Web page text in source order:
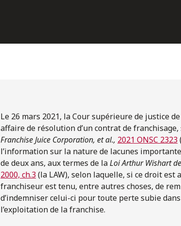
Le 26 mars 2021, la Cour supérieure de justice
affaire de résolution d’un contrat de
Franchise Juice Corporation, et al., 2021 ONSC 2323
l’information sur la nature de lacunes
de deux ans, aux termes de laLoi Arthur Wishart
2000, ch.3 (la LAW), selon laquelle, si ce droit
franchiseur est tenu, entre autres choses, de
d’indemniser celui-ci pour toute perte subie
l’exploitation de la franchise.